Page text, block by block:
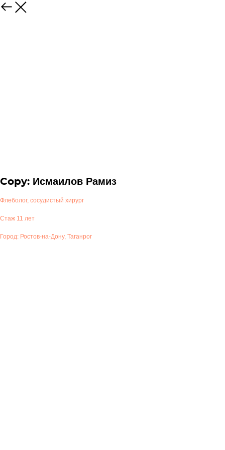
Copy: Исмаилов Рамиз
Флеболог, сосудистый хирург
Стаж 11 лет
Город: Ростов-на-Дону, Таганрог